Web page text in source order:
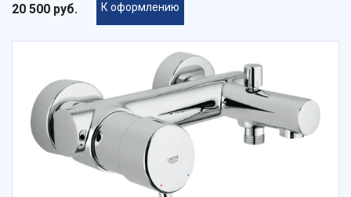
20 500 руб. К оформлению